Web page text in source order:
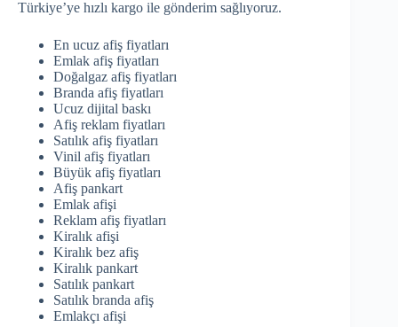
Türkiye’ye hızlı kargo ile gönderim sağlıyoruz.
En ucuz afiş fiyatları
Emlak afiş fiyatları
Doğalgaz afiş fiyatları
Branda afiş fiyatları
Ucuz dijital baskı
Afiş reklam fiyatları
Satılık afiş fiyatları
Vinil afiş fiyatları
Büyük afiş fiyatları
Afiş pankart
Emlak afişi
Reklam afiş fiyatları
Kiralık afişi
Kiralık bez afiş
Kiralık pankart
Satılık pankart
Satılık branda afiş
Emlakçı afişi